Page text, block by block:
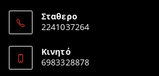
Σταθερο
2241037264
in
your
Κινητό
6983328878